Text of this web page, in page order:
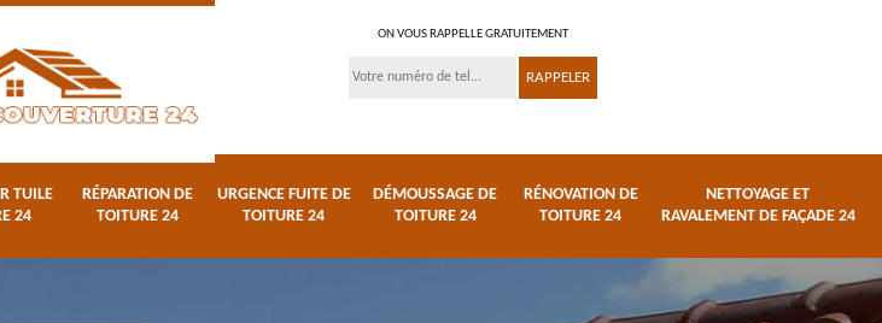
ON VOUS RAPPELLE GRATUITEMENT
TUILE
24
RÉPARATION DE
TOITURE 24
URGENCE FUITE DE
TOITURE 24
DÉMOUSSAGE DE
TOITURE 24
RÉNOVATION DE
TOITURE 24
NETTOYAGE ET
RAVALEMENT DE FAÇADE 24